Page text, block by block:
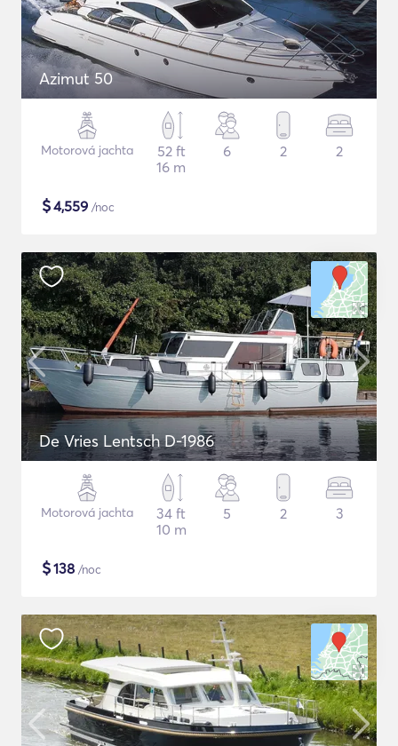
Azimut 50
Motorová jachta
52 ft
16 m
6 2 2
$4,559 /noc
De Vries Lentsch D-1986
Motorová jachta
34 ft
10 m
5 2 3
$138 /noc